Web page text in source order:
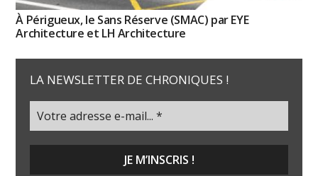
À Périgueux, le Sans Réserve (SMAC) par EYE
Architecture et LH Architecture
LA NEWSLETTER DE CHRONIQUES !